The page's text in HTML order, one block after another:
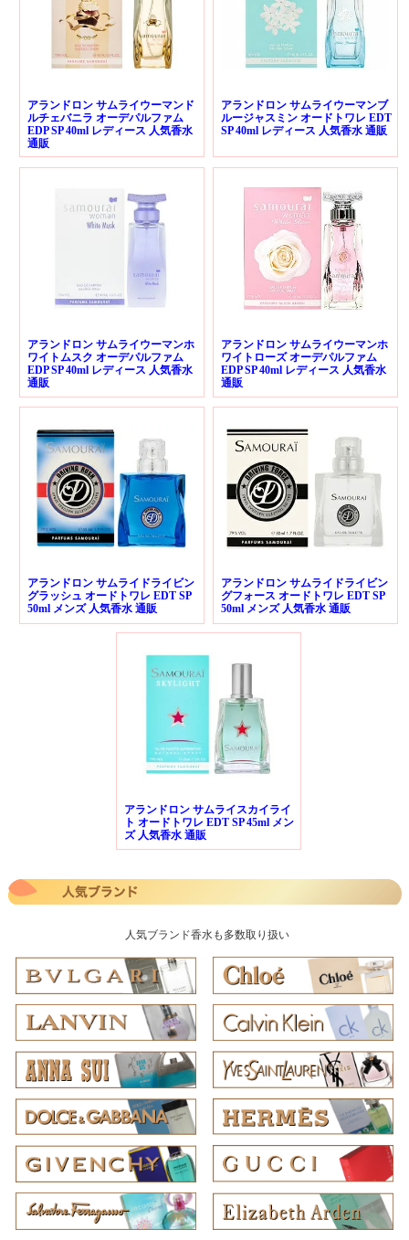
アランドロン サムライウーマンド
ルチェバニラ オーデパルファム
EDP SP 40ml レディース 人気香水
通販
アランドロン サムライウーマンブ
ルージャスミン オードトワレ EDT
SP 40ml レディース 人気香水 通販
アランドロン サムライウーマンホ
ワイトムスク オーデパルファム
EDP SP 40ml レディース 人気香水
通販
アランドロン サムライウーマンホ
ワイトローズ オーデパルファム
EDP SP 40ml レディース 人気香水
通販
アランドロン サムライドライビン
グラッシュ オードトワレ EDT SP
50ml メンズ 人気香水 通販
アランドロン サムライドライビン
グフォース オードトワレ EDT SP
50ml メンズ 人気香水 通販
アランドロン サムライスカイライ
ト オードトワレ EDT SP 45ml メン
ズ 人気香水 通販
人気ブランド香水も多数取り扱い